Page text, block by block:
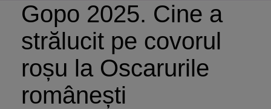
Gopo 2025. Cine a
strălucit pe covorul
roșu la Oscarurile
românești